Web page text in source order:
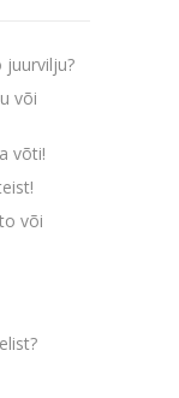
juurvilju?
või
võti!
või